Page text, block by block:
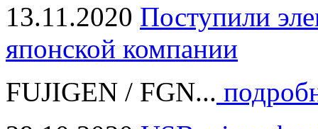
13.11.2020 Поступили
японской компании
FUJIGEN / FGN...